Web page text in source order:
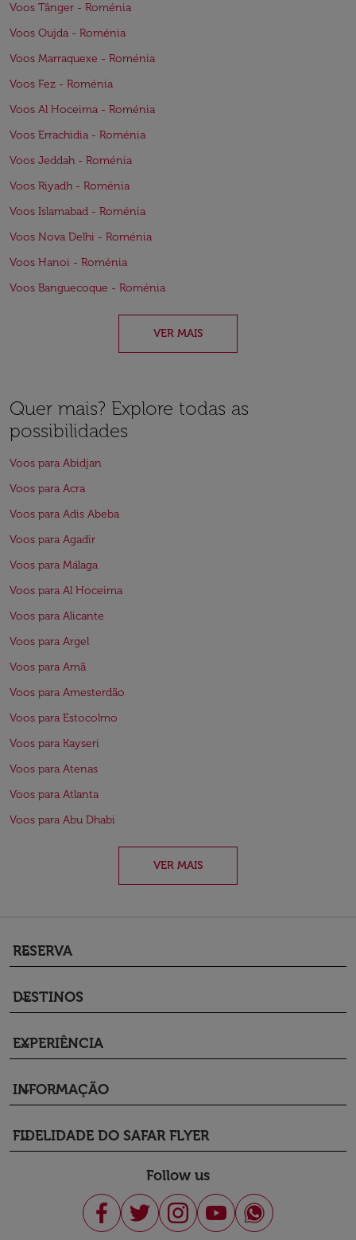
Voos Tânger - Roménia
Voos Oujda - Roménia
Voos Marraquexe - Roménia
Voos Fez - Roménia
Voos Al Hoceima - Roménia
Voos Errachidia - Roménia
Voos Jeddah - Roménia
Voos Riyadh - Roménia
Voos Islamabad - Roménia
Voos Nova Delhi - Roménia
Voos Hanoi - Roménia
Voos Banguecoque - Roménia
VER MAIS
Quer mais? Explore todas as
possibilidades
Voos para Abidjan
Voos para Acra
Voos para Adis Abeba
Voos para Agadir
Voos para Málaga
Voos para Al Hoceima
Voos para Alicante
Voos para Argel
Voos para Amã
Voos para Amesterdão
Voos para Estocolmo
Voos para Kayseri
Voos para Atenas
Voos para Atlanta
Voos para Abu Dhabi
VER MAIS
RESERVA
keyboard_arrow_down
DESTINOS
keyboard_arrow_down
EXPERIÊNCIA
keyboard_arrow_down
INFORMAÇÃO
keyboard_arrow_down
FIDELIDADE DO SAFAR FLYER
keyboard_arrow_down
Follow us